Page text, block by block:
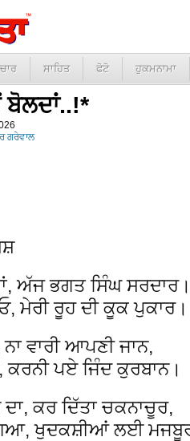
ਸਾਹਿਤ ਫੋਟੋ ਹੁਕਮਨਾਮਾ
ਗਰੇਵਾਲ
ਅੱਜ ਭਗਤ ਸਿੰਘ
ਮੇਰੀ ਰੂਹ ਦੀ ਕੂਕ ਪੁਕਾਰ।
ਵਾਰੀ ਆਪਣੀ ਜਾਨ,
ਪਏ ਜਿੰਦ ਕੁਰਬਾਨ।
ਕਰ ਦਿੱਤਾ ਚਕਨਾਚੂਰ,
ਖੁਦਕਸ਼ੀਆਂ ਲਈ